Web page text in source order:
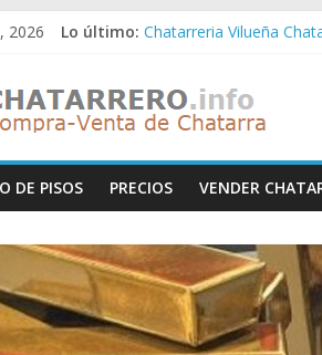
2026 Lo último: Chatarreria Vilueña
Chatarreria Zaida
Chatarreria Vistabella
DE PISOS PRECIOS VENDER